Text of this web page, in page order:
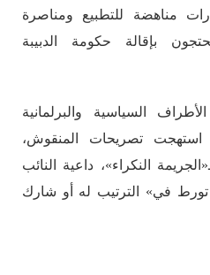
مناهضة للتطبيع ومناصرة
بإقالة حكومة الدبيبة
السياسية والبرلمانية
استهجت تصريحات المنقوش،
النكراء»، داعية النائب
في» الترتيب له أو شارك